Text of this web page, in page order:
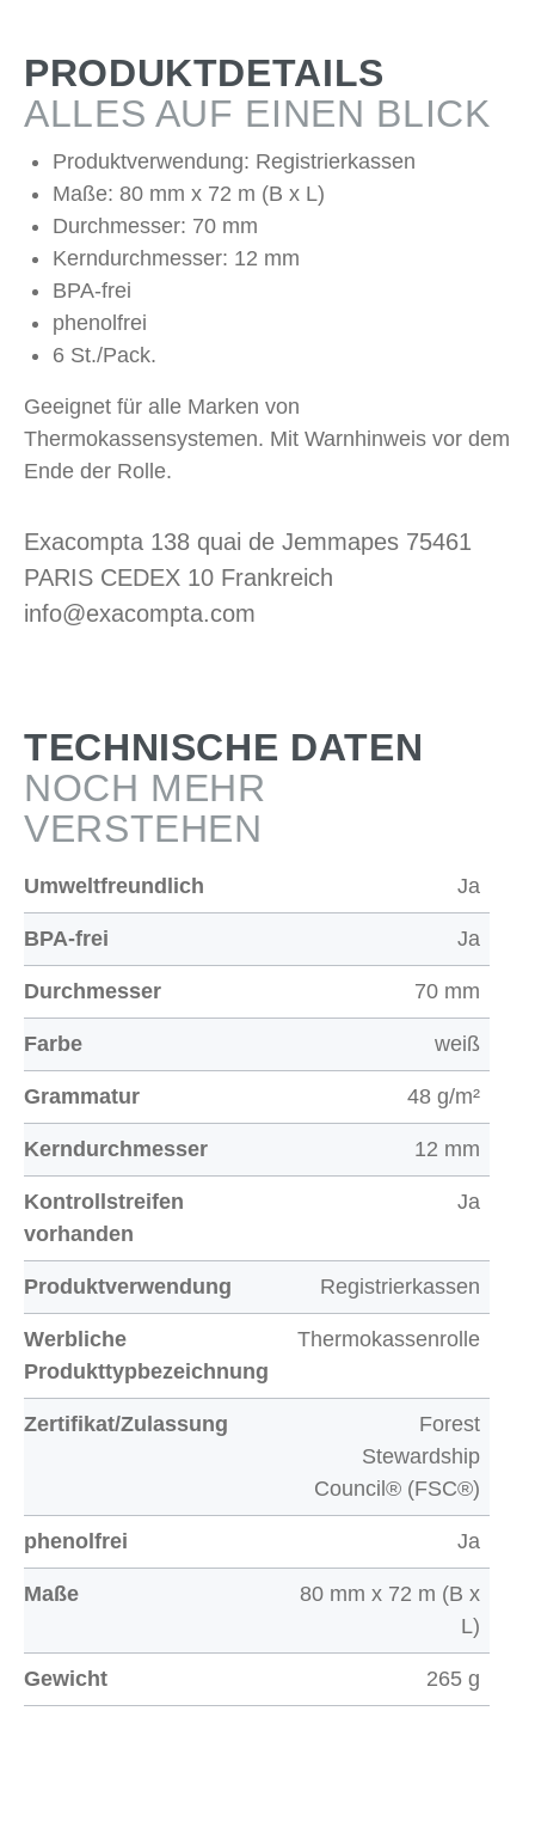
PRODUKTDETAILS
ALLES AUF EINEN BLICK
Produktverwendung: Registrierkassen
Maße: 80 mm x 72 m (B x L)
Durchmesser: 70 mm
Kerndurchmesser: 12 mm
BPA-frei
phenolfrei
6 St./Pack.
Geeignet für alle Marken von
Thermokassensystemen. Mit Warnhinweis vor dem
Ende der Rolle.
Exacompta 138 quai de Jemmapes 75461
PARIS CEDEX 10 Frankreich
info@exacompta.com
TECHNISCHE DATEN
NOCH MEHR
VERSTEHEN
Umweltfreundlich Ja
BPA-frei Ja
Durchmesser 70 mm
Farbe weiß
Grammatur 48 g/m²
Kerndurchmesser 12 mm
Kontrollstreifen
vorhanden
Ja
Produktverwendung Registrierkassen
Werbliche
Produkttypbezeichnung
Thermokassenrolle
Zertifikat/Zulassung
Forest
Stewardship
Council® (FSC®)
phenolfrei Ja
Maße
80 mm x 72 m (B x
L)
Gewicht 265 g